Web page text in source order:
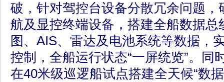
破，针对驾控台设备分散冗余问题，
航及显控终端设备，搭建全船数据
图、AIS、雷达及电池系统等数据，
控制，全船运行状态“一屏统览”。同
在40米级巡逻船试点搭建全天候“数